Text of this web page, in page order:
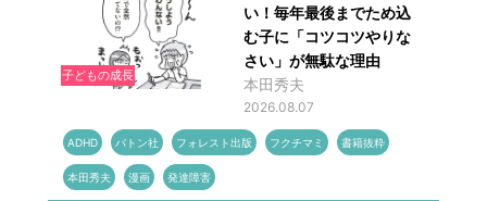
子どもの成長
い！毎年最後までため込
む子に「コツコツやりな
さい」が無駄な理由
本田秀夫
2026.08.07
ADHD バトン社 フォレスト出版 フクチマミ 書籍抜粋
本田秀夫 漫画 発達障害